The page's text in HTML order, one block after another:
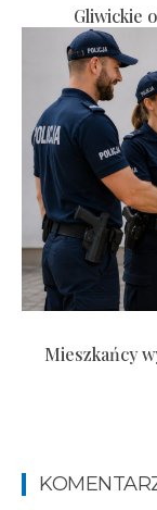
Gliwickie
Mieszkańcy